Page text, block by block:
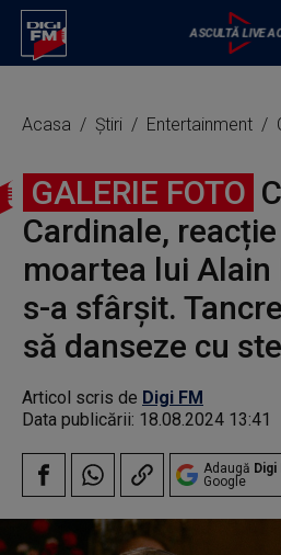
Acasa Știri Entertainment
GALERIE FOTO
Cardinale,
moartea lui Alain
s-a sfârşit.
să danseze cu
Articol scris de Digi FM
Data publicării: 18.08.2024 13:41
Adaugă Digi
Google